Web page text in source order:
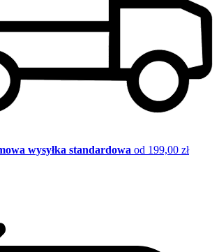
wysyłka standardowa od 199,00 zł